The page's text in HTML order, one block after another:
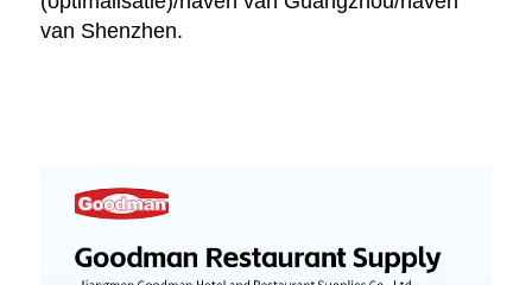
van Shenzhen.